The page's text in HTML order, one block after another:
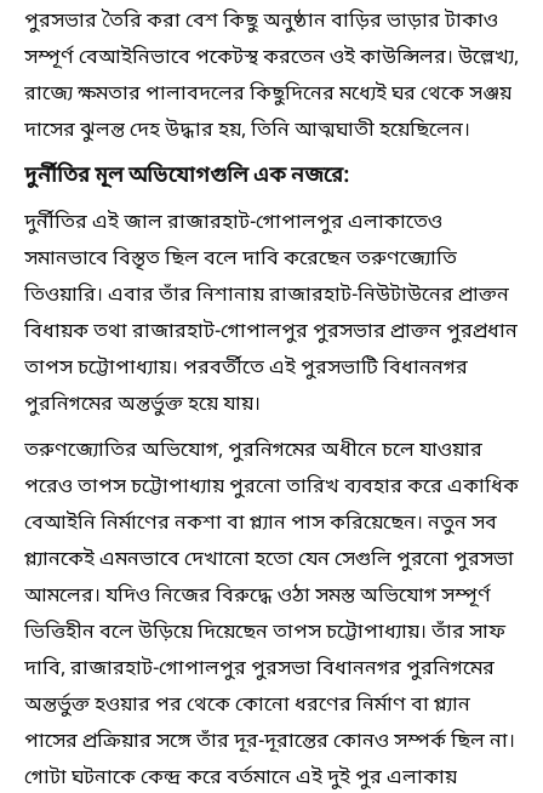
পুরসভার তৈরি করা বেশ কিছু অনুষ্ঠান বাড়ির ভাড়ার টাকাও
সম্পূর্ণ বেআইনিভাবে পকেটস্থ করতেন ওই কাউন্সিলর। উল্লেখ্য,
রাজ্যে ক্ষমতার পালাবদলের কিছুদিনের মধ্যেই ঘর থেকে সঞ্জয়
দাসের ঝুলন্ত দেহ উদ্ধার হয়, তিনি আত্মঘাতী হয়েছিলেন।
দুর্নীতির মূল অভিযোগগুলি এক নজরে:
দুর্নীতির এই জাল রাজারহাট-গোপালপুর এলাকাতেও
সমানভাবে বিস্তৃত ছিল বলে দাবি করেছেন তরুণজ্যোতি
তিওয়ারি। এবার তাঁর নিশানায় রাজারহাট-নিউটাউনের প্রাক্তন
বিধায়ক তথা রাজারহাট-গোপালপুর পুরসভার প্রাক্তন পুরপ্রধান
তাপস চট্টোপাধ্যায়। পরবর্তীতে এই পুরসভাটি বিধাননগর
পুরনিগমের অন্তর্ভুক্ত হয়ে যায়।
তরুণজ্যোতির অভিযোগ, পুরনিগমের অধীনে চলে যাওয়ার
পরেও তাপস চট্টোপাধ্যায় পুরনো তারিখ ব্যবহার করে একাধিক
বেআইনি নির্মাণের নকশা বা প্ল্যান পাস করিয়েছেন। নতুন সব
প্ল্যানকেই এমনভাবে দেখানো হতো যেন সেগুলি পুরনো পুরসভা
আমলের। যদিও নিজের বিরুদ্ধে ওঠা সমস্ত অভিযোগ সম্পূর্ণ
ভিত্তিহীন বলে উড়িয়ে দিয়েছেন তাপস চট্টোপাধ্যায়। তাঁর সাফ
দাবি, রাজারহাট-গোপালপুর পুরসভা বিধাননগর পুরনিগমের
অন্তর্ভুক্ত হওয়ার পর থেকে কোনো ধরণের নির্মাণ বা প্ল্যান
পাসের প্রক্রিয়ার সঙ্গে তাঁর দূর-দূরান্তের কোনও সম্পর্ক ছিল না।
গোটা ঘটনাকে কেন্দ্র করে বর্তমানে এই দুই পুর এলাকায়